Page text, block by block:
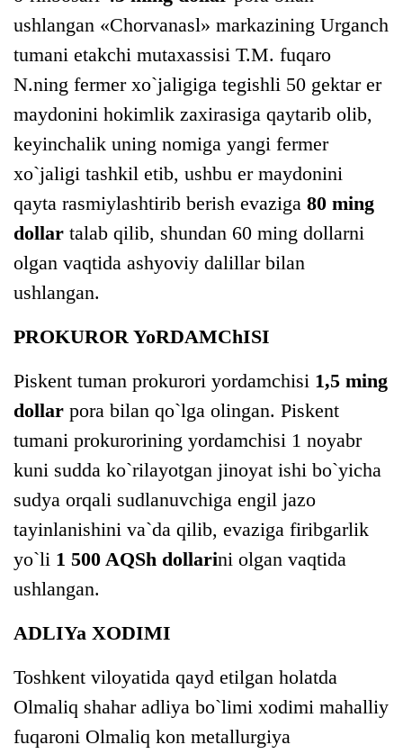
ushlangan «Chorvanasl» markazining Urganch
tumani etakchi mutaxassisi T.M. fuqaro
N.ning fermer xo`jaligiga tegishli 50 gektar er
maydonini hokimlik zaxirasiga qaytarib olib,
keyinchalik uning nomiga yangi fermer
xo`jaligi tashkil etib, ushbu er maydonini
qayta rasmiylashtirib berish evaziga 80 ming
dollar talab qilib, shundan 60 ming dollarni
olgan vaqtida ashyoviy dalillar bilan
ushlangan.
PROKUROR YoRDAMChISI
Piskent tuman prokurori yordamchisi 1,5 ming
dollar pora bilan qo`lga olingan. Piskent
tumani prokurorining yordamchisi 1 noyabr
kuni sudda ko`rilayotgan jinoyat ishi bo`yicha
sudya orqali sudlanuvchiga engil jazo
tayinlanishini va`da qilib, evaziga firibgarlik
yo`li 1 500 AQSh dollarini olgan vaqtida
ushlangan.
ADLIYa XODIMI
Toshkent viloyatida qayd etilgan holatda
Olmaliq shahar adliya bo`limi xodimi mahalliy
fuqaroni Olmaliq kon metallurgiya